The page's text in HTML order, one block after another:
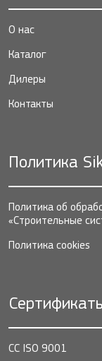
О нас
Каталог
Дилеры
Контакты
Политика
Политика об
«Строительные
Политика cookies
СС ISO 9001